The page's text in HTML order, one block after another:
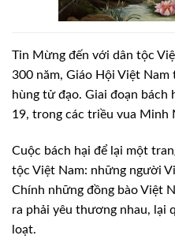
Tin Mừng đến với dân tộc
300 năm, Giáo Hội Việt Nam
hùng tử đạo. Giai đoạn bách
19, trong các triều vua Minh
Cuộc bách hại để lại một
tộc Việt Nam: những người
Chính những đồng bào Việt
ra phải yêu thương nhau, lại
loạt.